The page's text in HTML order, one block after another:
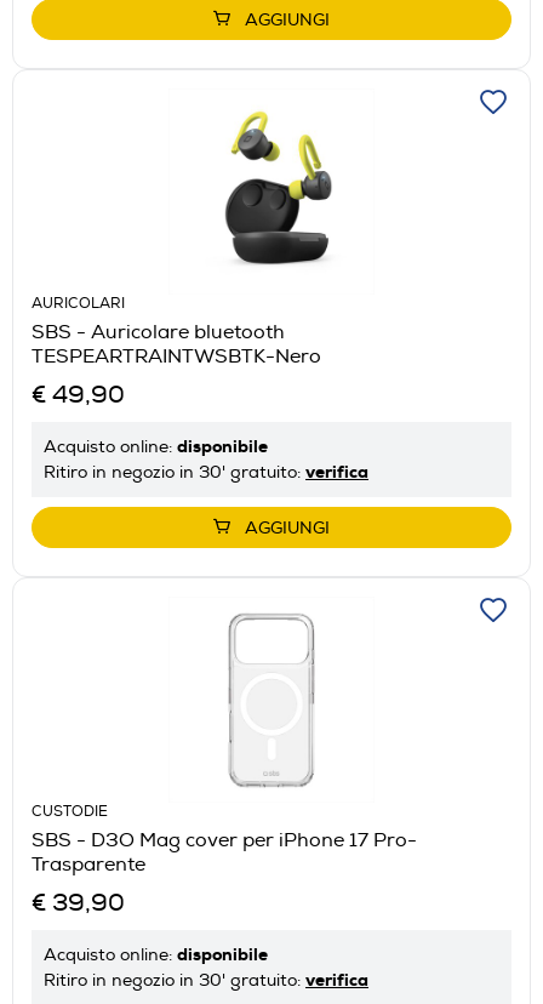
AGGIUNGI
AURICOLARI
SBS - Auricolare bluetooth
TESPEARTRAINTWSBTK-Nero
€ 49,90
Acquisto online: disponibile
Ritiro in negozio in 30' gratuito: verifica
AGGIUNGI
CUSTODIE
SBS - D3O Mag cover per iPhone 17 Pro-
Trasparente
€ 39,90
Acquisto online: disponibile
Ritiro in negozio in 30' gratuito: verifica